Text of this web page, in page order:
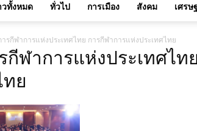
ทั้งหมด ทั่วไป การเมือง สังคม เศรษ
ารกีฬาการแห่งประเทศไทย การกีฬาการแห่งประเทศไทย
กีฬาการแห่งประเทศไท
ทย